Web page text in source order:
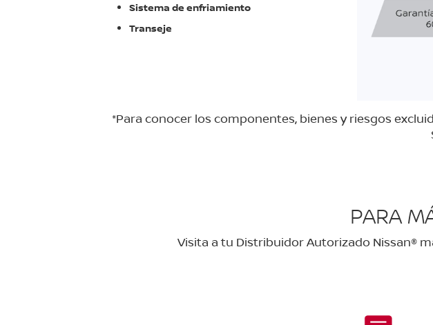
Sistema de enfriamiento
Transeje
*Para conocer los componentes, bienes y riesgos
PARA
Visita a tu Distribuidor Autorizado Nissan®